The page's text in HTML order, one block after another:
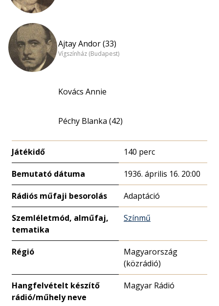
Ajtay Andor (33)
Vígszínház (Budapest)
Kovács Annie
Péchy Blanka (42)
Játékidő 140 perc
Bemutató dátuma 1936. április 16. 20:00
Rádiós műfaji besorolás Adaptáció
Szemléletmód, alműfaj,
tematika
Színmű
Régió
Magyarország
(közrádió)
Hangfelvételt készítő
rádió/műhely neve
Magyar Rádió